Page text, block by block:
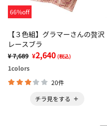
66%off
【３色組】グラマーさんの贅沢
レースブラ
¥ 7,689 ¥2,640 (税込)
1colors
20件
チラ見をする